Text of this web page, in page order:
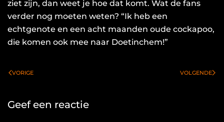
ziet zijn, dan weet je hoe dat komt. Wat de fans
verder nog moeten weten? “Ik heb een
echtgenote en een acht maanden oude cockapoo,
die komen ook mee naar Doetinchem!”
VORIGE VOLGENDE
Geef een reactie